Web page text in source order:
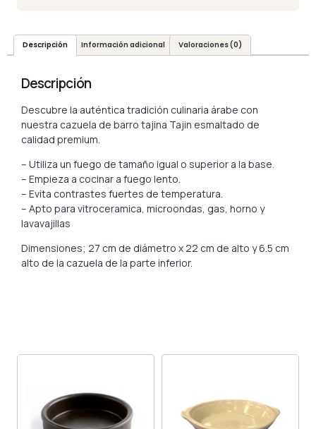
Descripción Información adicional Valoraciones (0)
Descripción
Descubre la auténtica tradición culinaria árabe con
nuestra cazuela de barro tajina Tajin esmaltado de
calidad premium.
– Utiliza un fuego de tamaño igual o superior a la base.
– Empieza a cocinar a fuego lento.
– Evita contrastes fuertes de temperatura.
– Apto para vitroceramica, microondas, gas, horno y
lavavajillas
Dimensiones; 27 cm de diámetro x 22 cm de alto y 6.5 cm
alto de la cazuela de la parte inferior.